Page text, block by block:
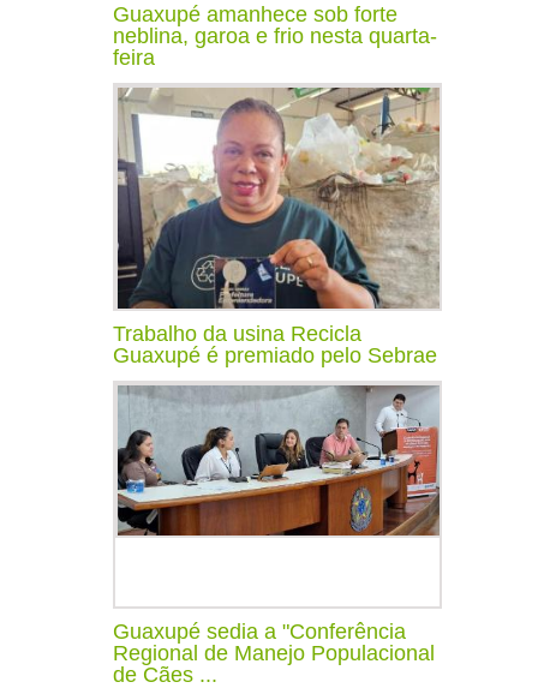
Guaxupé amanhece sob forte
neblina, garoa e frio nesta quarta-
feira
Trabalho da usina Recicla
Guaxupé é premiado pelo Sebrae
Guaxupé sedia a "Conferência
Regional de Manejo Populacional
de Cães ...